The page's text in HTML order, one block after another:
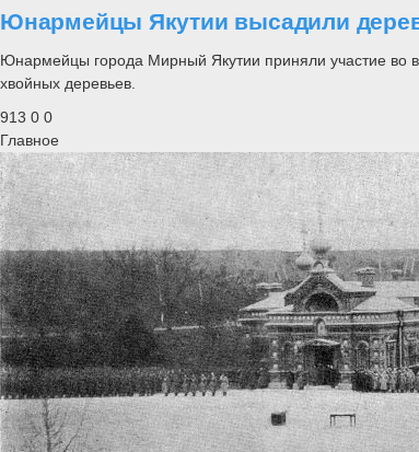
Юнармейцы Якутии высадили
Юнармейцы города Мирный Якутии приняли участие во
хвойных деревьев.
913 0 0
Главное